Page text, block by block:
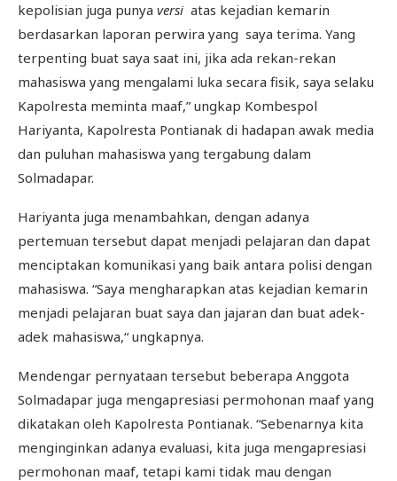
kepolisian juga punya versi atas kejadian kemarin
berdasarkan laporan perwira yang saya terima. Yang
terpenting buat saya saat ini, jika ada rekan-rekan
mahasiswa yang mengalami luka secara fisik, saya selaku
Kapolresta meminta maaf,” ungkap Kombespol
Hariyanta, Kapolresta Pontianak di hadapan awak media
dan puluhan mahasiswa yang tergabung dalam
Solmadapar.
Hariyanta juga menambahkan, dengan adanya
pertemuan tersebut dapat menjadi pelajaran dan dapat
menciptakan komunikasi yang baik antara polisi dengan
mahasiswa. “Saya mengharapkan atas kejadian kemarin
menjadi pelajaran buat saya dan jajaran dan buat adek-
adek mahasiswa,“ ungkapnya.
Mendengar pernyataan tersebut beberapa Anggota
Solmadapar juga mengapresiasi permohonan maaf yang
dikatakan oleh Kapolresta Pontianak. “Sebenarnya kita
menginginkan adanya evaluasi, kita juga mengapresiasi
permohonan maaf, tetapi kami tidak mau dengan